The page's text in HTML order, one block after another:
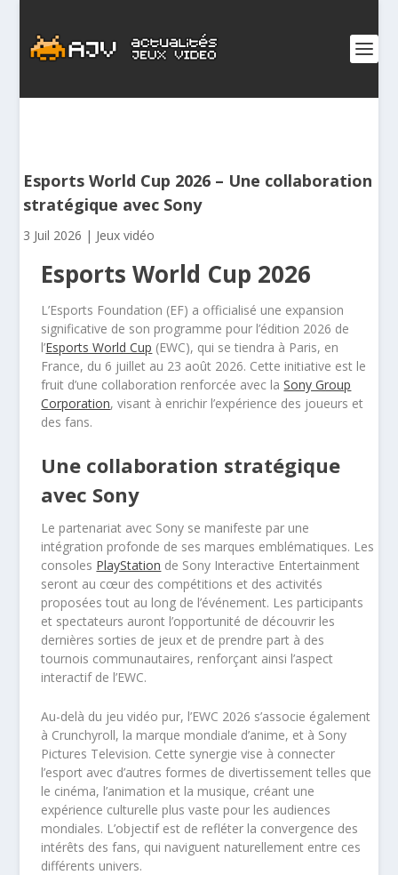
Esports World Cup 2026 – Une collaboration
stratégique avec Sony
3 Juil 2026 | Jeux vidéo
Esports World Cup 2026
L’Esports Foundation (EF) a officialisé une expansion
significative de son programme pour l’édition 2026 de
l’Esports World Cup (EWC), qui se tiendra à Paris, en
France, du 6 juillet au 23 août 2026. Cette initiative est le
fruit d’une collaboration renforcée avec laSony Group
Corporation, visant à enrichir l’expérience des joueurs et
des fans.
Une collaboration stratégique
avec Sony
Le partenariat avec Sony se manifeste par une
intégration profonde de ses marques emblématiques. Les
consoles PlayStation de Sony Interactive Entertainment
seront au cœur des compétitions et des activités
proposées tout au long de l’événement. Les participants
et spectateurs auront l’opportunité de découvrir les
dernières sorties de jeux et de prendre part à des
tournois communautaires, renforçant ainsi l’aspect
interactif de l’EWC.
Au-delà du jeu vidéo pur, l’EWC 2026 s’associe également
à Crunchyroll, la marque mondiale d’anime, et à Sony
Pictures Television. Cette synergie vise à connecter
l’esport avec d’autres formes de divertissement telles que
le cinéma, l’animation et la musique, créant une
expérience culturelle plus vaste pour les audiences
mondiales. L’objectif est de refléter la convergence des
intérêts des fans, qui naviguent naturellement entre ces
différents univers.